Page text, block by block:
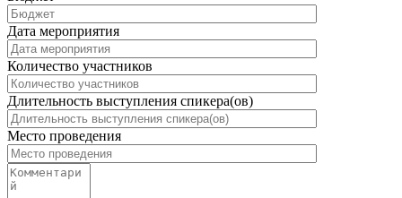
Дата мероприятия
Количество участников
Длительность выступления спикера(ов)
Место проведения